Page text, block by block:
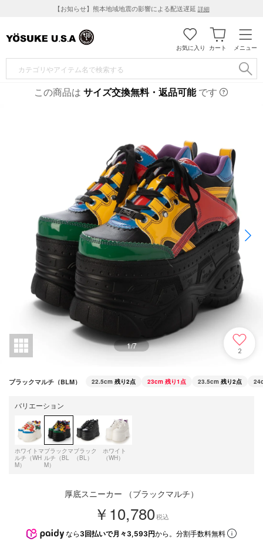
【お知らせ】熊本地域地震の影響による配送遅延 詳細
メニュー
カート
お気に入り
この商品は サイズ交換無料・返品可能です
1/7
2
ブラックマルチ（BLM） 22.5cm 残り2点 23cm 残り1点 23.5cm 残り2点
バリエーション
ホワイトマ
ルチ（WH
M）
ブラックマ
ルチ（BL
M）
ブラック
（BL）
ホワイト
（WH）
厚底スニーカー （ブラックマルチ）
￥10,780税込
なら 3回払いで月々3,593円から。分割手数料無料